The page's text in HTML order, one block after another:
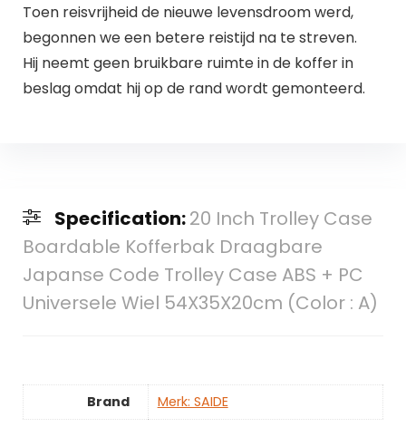
Toen reisvrijheid de nieuwe levensdroom werd,
begonnen we een betere reistijd na te streven.
Hij neemt geen bruikbare ruimte in de koffer in
beslag omdat hij op de rand wordt gemonteerd.
Specification:20 Inch Trolley Case
Boardable Kofferbak Draagbare
Japanse Code Trolley Case ABS + PC
Universele Wiel 54X35X20cm (Color : A)
Brand Merk: SAIDE